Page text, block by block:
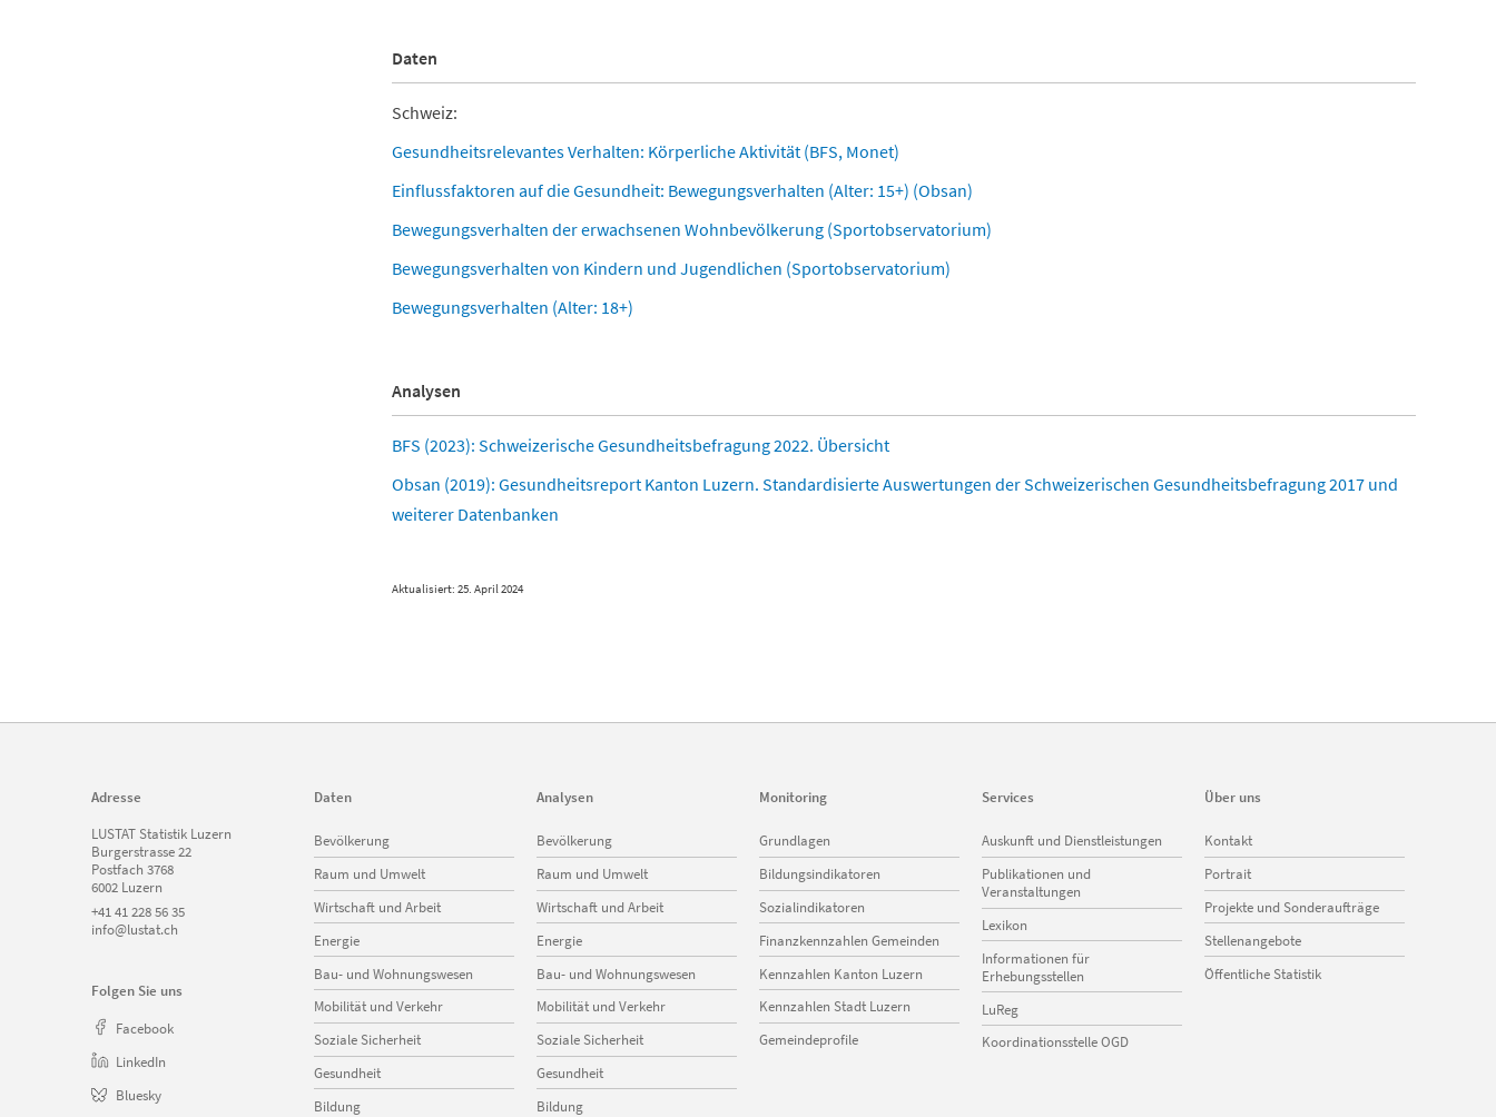
Daten
Schweiz:
Gesundheitsrelevantes Verhalten: Körperliche Aktivität (BFS, Monet)
Einflussfaktoren auf die Gesundheit: Bewegungsverhalten (Alter: 15+) (Obsan)
Bewegungsverhalten der erwachsenen Wohnbevölkerung (Sportobservatorium)
Bewegungsverhalten von Kindern und Jugendlichen (Sportobservatorium)
Bewegungsverhalten (Alter: 18+)
Analysen
BFS (2023): Schweizerische Gesundheitsbefragung 2022. Übersicht
Obsan (2019): Gesundheitsreport Kanton Luzern. Standardisierte Auswertungen der Schweizerischen Gesundheitsbefragung 2017 und
weiterer Datenbanken
Aktualisiert: 25. April 2024
Adresse
LUSTAT Statistik Luzern
Burgerstrasse 22
Postfach 3768
6002 Luzern
+41 41 228 56 35
info@lustat.ch
Folgen Sie uns
Facebook
LinkedIn
Bluesky
Daten
Navigation
überspringen
Bevölkerung
Raum und Umwelt
Wirtschaft und Arbeit
Energie
Bau- und Wohnungswesen
Mobilität und Verkehr
Soziale Sicherheit
Gesundheit
Bildung
Analysen
Navigation
überspringen
Bevölkerung
Raum und Umwelt
Wirtschaft und Arbeit
Energie
Bau- und Wohnungswesen
Mobilität und Verkehr
Soziale Sicherheit
Gesundheit
Bildung
Monitoring
Navigation
überspringen
Grundlagen
Bildungsindikatoren
Sozialindikatoren
Finanzkennzahlen Gemeinden
Kennzahlen Kanton Luzern
Kennzahlen Stadt Luzern
Gemeindeprofile
Services
Navigation
überspringen
Auskunft und Dienstleistungen
Publikationen und
Veranstaltungen
Lexikon
Informationen für
Erhebungsstellen
LuReg
Koordinationsstelle OGD
Über uns
Navigation
überspringen
Kontakt
Portrait
Projekte und Sonderaufträge
Stellenangebote
Öffentliche Statistik